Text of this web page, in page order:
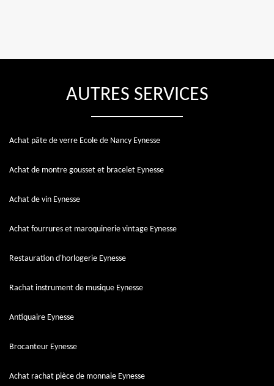
AUTRES SERVICES
Achat pâte de verre Ecole de Nancy Eynesse
Achat de montre gousset et bracelet Eynesse
Achat de vin Eynesse
Achat fourrures et maroquinerie vintage Eynesse
Restauration d'horlogerie Eynesse
Rachat instrument de musique Eynesse
Antiquaire Eynesse
Brocanteur Eynesse
Achat rachat pièce de monnaie Eynesse